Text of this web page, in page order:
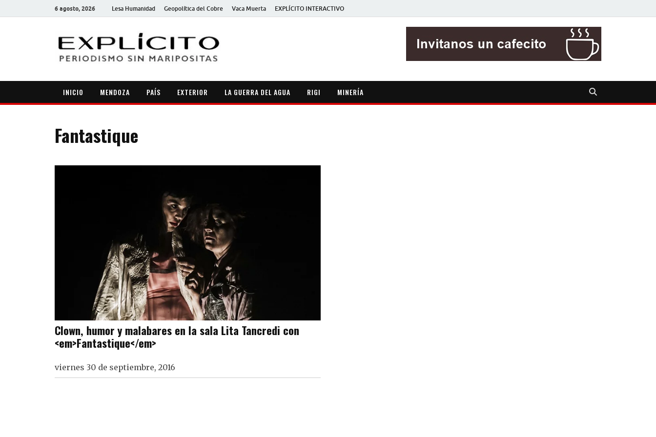
6 agosto, 2026 Lesa Humanidad Geopolítica del Cobre Vaca Muerta EXPLÍCITO INTERACTIVO
INICIO MENDOZA PAÍS EXTERIOR LA GUERRA DEL AGUA RIGI MINERÍA
Fantastique
Clown, humor y malabares en la sala Lita Tancredi con
<em>Fantastique</em>
viernes 30 de septiembre, 2016